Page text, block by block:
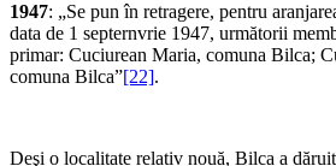
1947: „Se pun în retragere, pentru
data de 1 septernvrie 1947, următorii
primar: Cuciurean Maria, comuna Bilca;
comuna Bilca”[22].
Deşi o localitate relativ nouă, Bilca a